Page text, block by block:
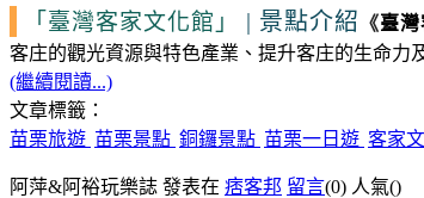
「臺灣客家文化館」 | 景點介紹 《臺
客庄的觀光資源與特色產業、提升客庄的生命力
(繼續閱讀...)
文章標籤：
苗栗旅遊 苗栗景點 銅鑼景點 苗栗一日遊 客家
阿萍&阿裕玩樂誌 發表在 痞客邦 留言(0) 人氣()